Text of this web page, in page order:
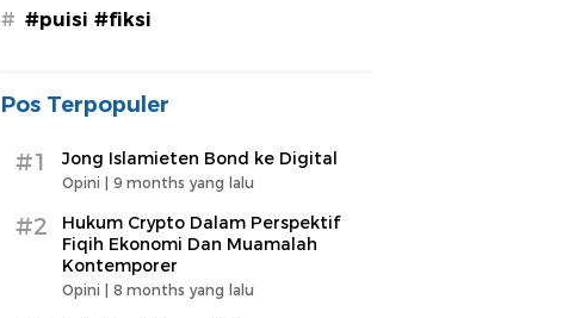
# #puisi #fiksi
Pos Terpopuler
#1 Jong Islamieten Bond ke Digital
Opini | 9 months yang lalu
#2
Hukum Crypto Dalam Perspektif
Fiqih Ekonomi Dan Muamalah
Kontemporer
Opini | 8 months yang lalu